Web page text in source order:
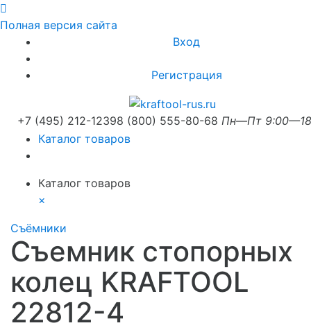
Полная версия сайта
Вход
Регистрация
+7 (495) 212-12398 (800) 555-80-68 Пн—Пт
Каталог товаров
Каталог товаров
×
Съёмники
Съемник стопорных
колец KRAFTOOL
22812-4